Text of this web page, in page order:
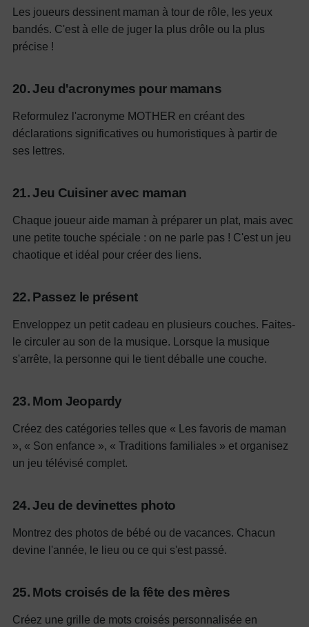
Les joueurs dessinent maman à tour de rôle, les yeux
bandés. C'est à elle de juger la plus drôle ou la plus
précise !
20. Jeu d'acronymes pour mamans
Reformulez l'acronyme MOTHER en créant des
déclarations significatives ou humoristiques à partir de
ses lettres.
21. Jeu Cuisiner avec maman
Chaque joueur aide maman à préparer un plat, mais avec
une petite touche spéciale : on ne parle pas ! C'est un jeu
chaotique et idéal pour créer des liens.
22. Passez le présent
Enveloppez un petit cadeau en plusieurs couches. Faites-
le circuler au son de la musique. Lorsque la musique
s'arrête, la personne qui le tient déballe une couche.
23. Mom Jeopardy
Créez des catégories telles que « Les favoris de maman
», « Son enfance », « Traditions familiales » et organisez
un jeu télévisé complet.
24. Jeu de devinettes photo
Montrez des photos de bébé ou de vacances. Chacun
devine l'année, le lieu ou ce qui s'est passé.
25. Mots croisés de la fête des mères
Créez une grille de mots croisés personnalisée en